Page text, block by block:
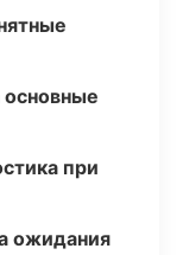
основные
при
ожидания